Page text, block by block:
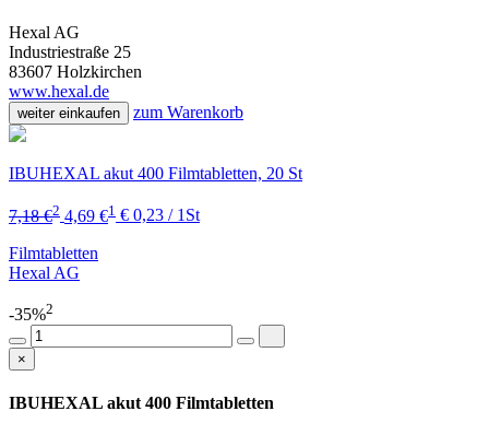
Hexal AG
Industriestraße 25
83607 Holzkirchen
www.hexal.de
weiter einkaufen zum Warenkorb
IBUHEXAL akut 400 Filmtabletten, 20 St
7,18 €2 4,69 €1 € 0,23 / 1St
Filmtabletten
Hexal AG
-35%2
×
IBUHEXAL akut 400 Filmtabletten